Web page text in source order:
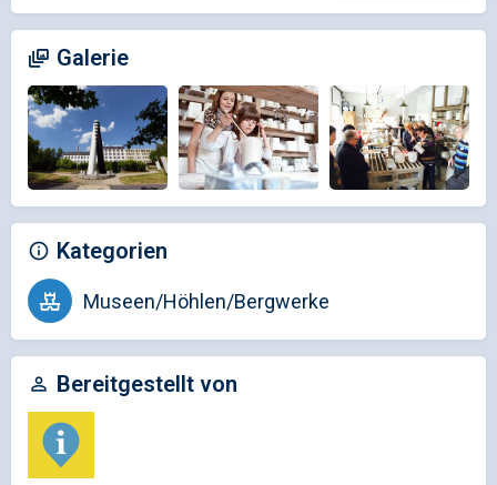
Galerie
Kategorien
Museen/Höhlen/Bergwerke
Bereitgestellt von